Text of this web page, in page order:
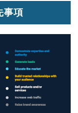
事項